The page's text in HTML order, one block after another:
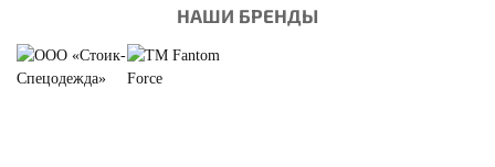
НАШИ БРЕНДЫ